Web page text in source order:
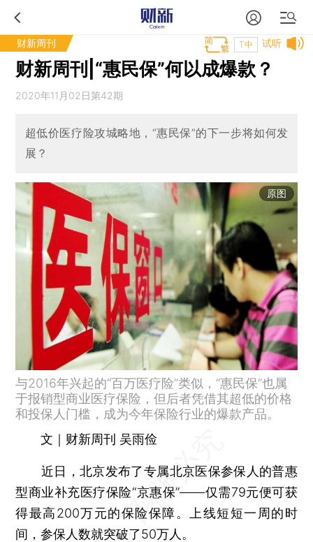
财新周刊 试听
T中
财新周刊|“惠民保”何以成爆款？
2020年11月02日第42期
超低价医疗险攻城略地，“惠民保”的下一步将如何发
展？
原图
与2016年兴起的“百万医疗险”类似，“惠民保”也属
于报销型商业医疗保险，但后者凭借其超低的价格
和投保人门槛，成为今年保险行业的爆款产品。
文｜财新周刊 吴雨俭
近日，北京发布了专属北京医保参保人的普惠
型商业补充医疗保险“京惠保”——仅需79元便可获
得最高200万元的保险保障。上线短短一周的时
间，参保人数就突破了50万人。